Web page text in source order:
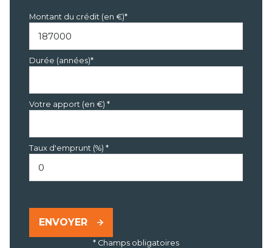
Montant du crédit (en €)*
Durée (années)*
Votre apport (en €) *
Taux d'emprunt (%) *
ENVOYER
* Champs obligatoires